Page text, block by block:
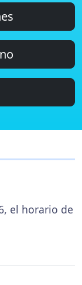
el horario de